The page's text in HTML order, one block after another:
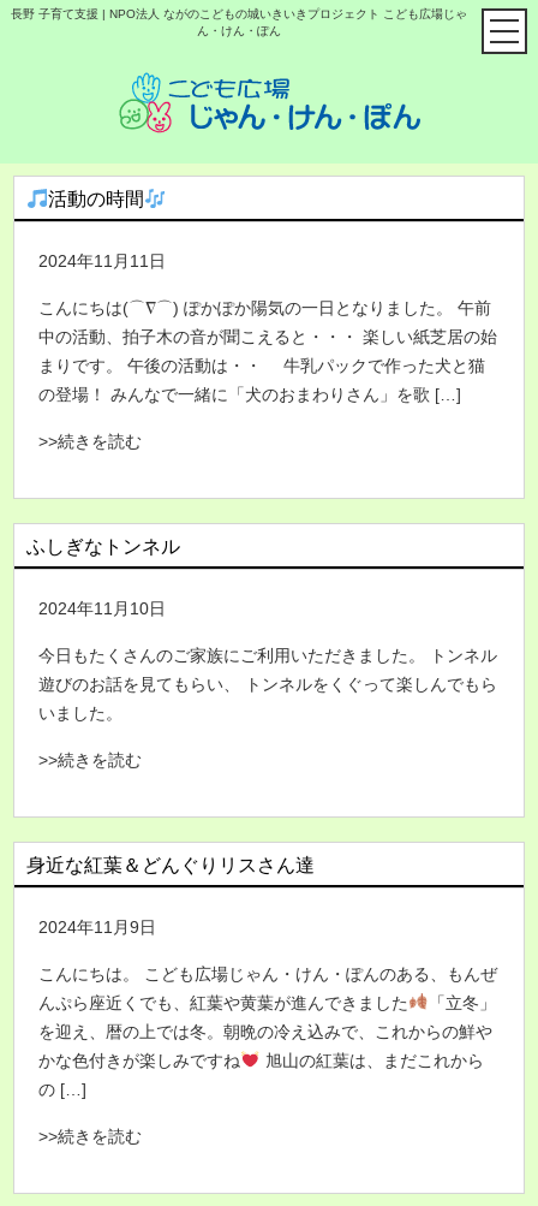
長野 子育て支援 | NPO法人 ながのこどもの城いきいきプロジェクト こども広場じゃ
ん・けん・ぽん
活動の時間
2024年11月11日
こんにちは(⌒∇⌒) ぽかぽか陽気の一日となりました。 午前
中の活動、拍子木の音が聞こえると・・・ 楽しい紙芝居の始
まりです。 午後の活動は・・ 牛乳パックで作った犬と猫
の登場！ みんなで一緒に「犬のおまわりさん」を歌 […]
>>続きを読む
ふしぎなトンネル
2024年11月10日
今日もたくさんのご家族にご利用いただきました。 トンネル
遊びのお話を見てもらい、 トンネルをくぐって楽しんでもら
いました。
>>続きを読む
身近な紅葉＆どんぐりリスさん達
2024年11月9日
こんにちは。 こども広場じゃん・けん・ぽんのある、もんぜ
んぷら座近くでも、紅葉や黄葉が進んできました
「立冬」
を迎え、暦の上では冬。朝晩の冷え込みで、これからの鮮や
かな色付きが楽しみですね
旭山の紅葉は、まだこれから
の […]
>>続きを読む